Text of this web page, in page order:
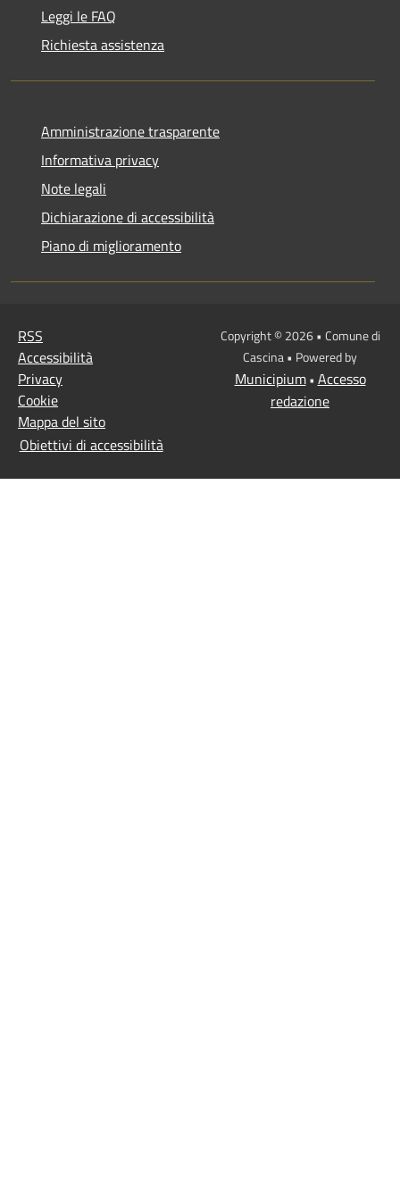
Leggi le FAQ
Richiesta assistenza
Amministrazione trasparente
Informativa privacy
Note legali
Dichiarazione di accessibilità
Piano di miglioramento
RSS
Accessibilità
Privacy
Cookie
Mappa del sito
Obiettivi di accessibilità
Copyright © 2026 • Comune di
Cascina • Powered by
Municipium• Accesso
redazione